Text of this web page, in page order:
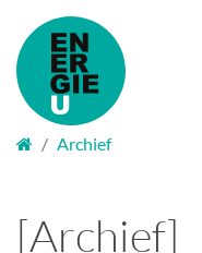
Welkom
Archief
[Archief]